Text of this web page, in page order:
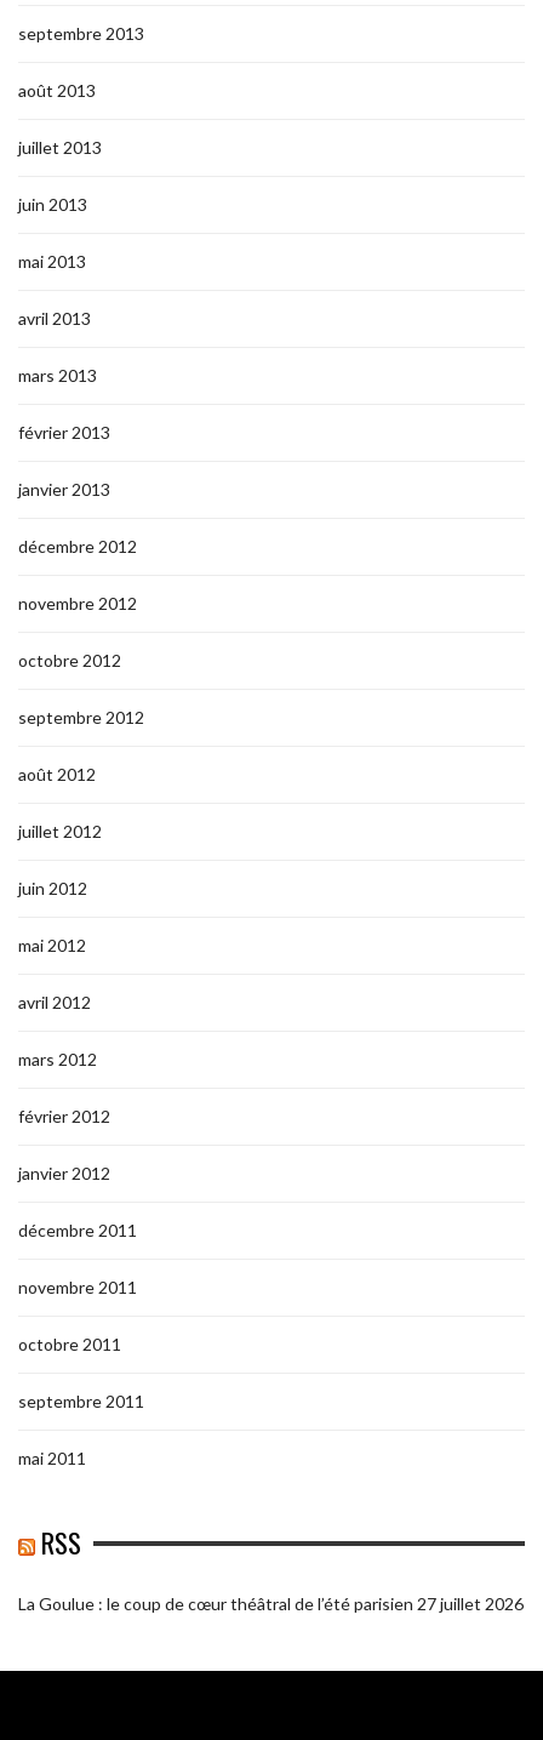
septembre 2013
août 2013
juillet 2013
juin 2013
mai 2013
avril 2013
mars 2013
février 2013
janvier 2013
décembre 2012
novembre 2012
octobre 2012
septembre 2012
août 2012
juillet 2012
juin 2012
mai 2012
avril 2012
mars 2012
février 2012
janvier 2012
décembre 2011
novembre 2011
octobre 2011
septembre 2011
mai 2011
RSS
La Goulue : le coup de cœur théâtral de l’été parisien 27 juillet 2026